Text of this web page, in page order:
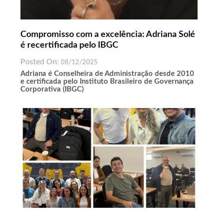
Compromisso com a excelência: Adriana Solé
é recertificada pelo IBGC
Posted On: 08/12/2025
Adriana é Conselheira de Administração desde 2010
e certificada pelo Instituto Brasileiro de Governança
Corporativa (IBGC)